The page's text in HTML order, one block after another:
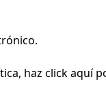
haz click aquí